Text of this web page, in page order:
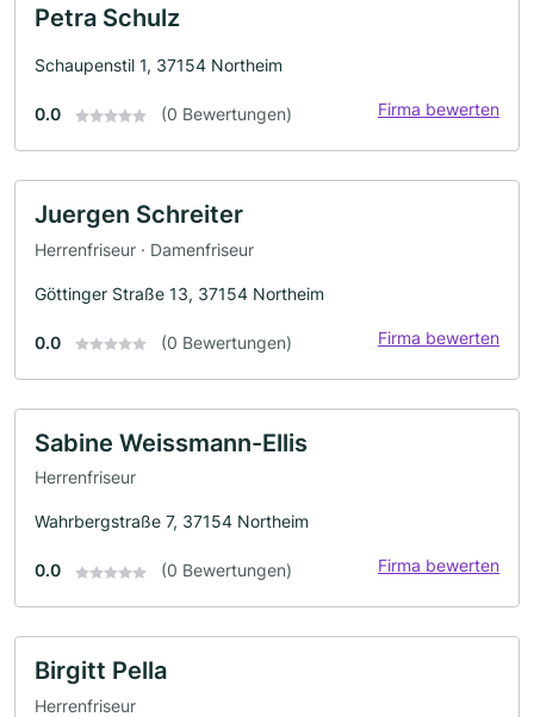
Petra Schulz
Schaupenstil 1, 37154 Northeim
0.0 (0 Bewertungen) Firma bewerten
Juergen Schreiter
Herrenfriseur · Damenfriseur
Göttinger Straße 13, 37154 Northeim
0.0 (0 Bewertungen) Firma bewerten
Sabine Weissmann-Ellis
Herrenfriseur
Wahrbergstraße 7, 37154 Northeim
0.0 (0 Bewertungen) Firma bewerten
Birgitt Pella
Herrenfriseur